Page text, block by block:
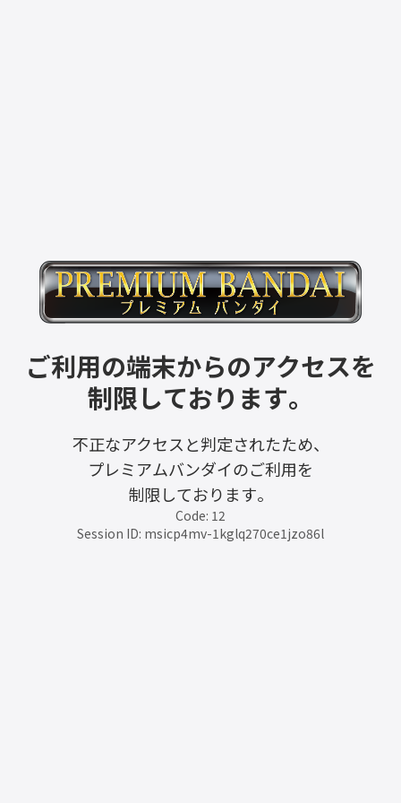
ご利用の端末からのアクセスを
制限しております。
不正なアクセスと判定されたため、
プレミアムバンダイのご利用を
制限しております。
Code: 12
Session ID: msicp4mv-1kglq270ce1jzo86l